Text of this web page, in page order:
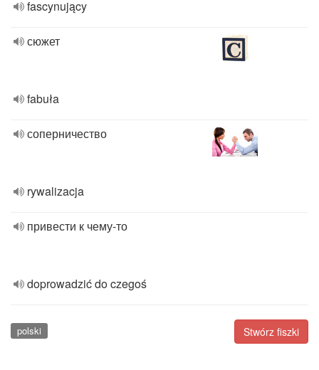
fascynujący
сюжет
fabuła
соперничество
rywalizacja
привести к чему-то
doprowadzić do czegoś
Stwórz fiszki
polski